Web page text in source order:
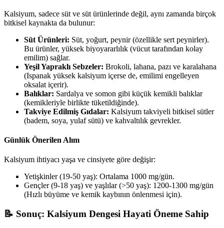
Kalsiyum, sadece süt ve süt ürünlerinde değil, aynı zamanda birçok
bitkisel kaynakta da bulunur:
Süt Ürünleri: Süt, yoğurt, peynir (özellikle sert peynirler).
Bu ürünler, yüksek biyoyararlılık (vücut tarafından kolay
emilim) sağlar.
Yeşil Yapraklı Sebzeler: Brokoli, lahana, pazı ve karalahana
(Ispanak yüksek kalsiyum içerse de, emilimi engelleyen
oksalat içerir).
Balıklar: Sardalya ve somon gibi küçük kemikli balıklar
(kemikleriyle birlikte tüketildiğinde).
Takviye Edilmiş Gıdalar: Kalsiyum takviyeli bitkisel sütler
(badem, soya, yulaf sütü) ve kahvaltılık gevrekler.
Günlük Önerilen Alım
Kalsiyum ihtiyacı yaşa ve cinsiyete göre değişir:
Yetişkinler (19-50 yaş): Ortalama 1000 mg/gün.
Gençler (9-18 yaş) ve yaşlılar (>50 yaş): 1200-1300 mg/gün
(Hızlı büyüme ve kemik kaybının önlenmesi için).
📝 Sonuç: Kalsiyum Dengesi Hayati Öneme Sahip